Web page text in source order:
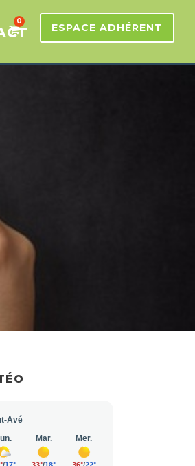
0
ESPACE ADHÉRENT